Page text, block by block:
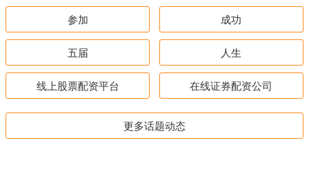
参加 成功
五届 人生
线上股票配资平台 在线证券配资公司
更多话题动态